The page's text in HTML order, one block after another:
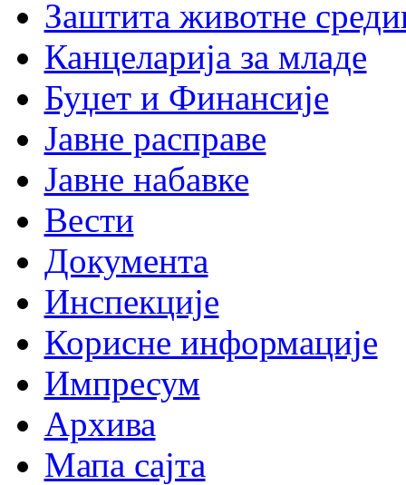
Заштита животне
Канцеларија за младе
Буџет и Финансије
Јавне расправе
Јавне набавке
Вести
Документа
Инспекције
Корисне информације
Импресум
Архива
Мапа сајта